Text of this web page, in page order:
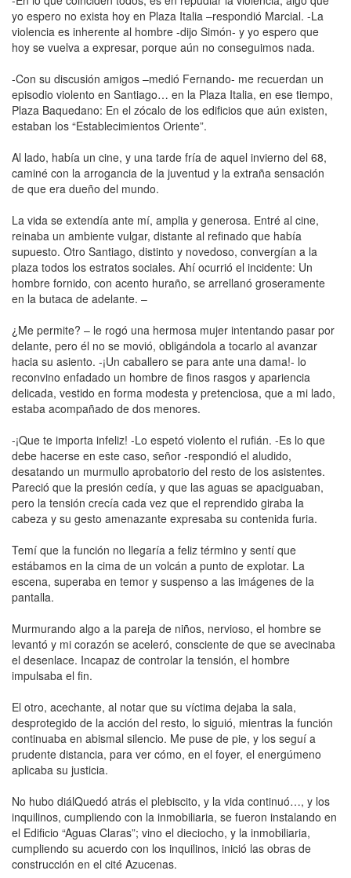
yo espero no exista hoy en Plaza Italia –respondió Marcial. -La
violencia es inherente al hombre -dijo Simón- y yo espero que
hoy se vuelva a expresar, porque aún no conseguimos nada.
-Con su discusión amigos –medió Fernando- me recuerdan un
episodio violento en Santiago… en la Plaza Italia, en ese tiempo,
Plaza Baquedano: En el zócalo de los edificios que aún existen,
estaban los “Establecimientos Oriente”.
Al lado, había un cine, y una tarde fría de aquel invierno del 68,
caminé con la arrogancia de la juventud y la extraña sensación
de que era dueño del mundo.
La vida se extendía ante mí, amplia y generosa. Entré al cine,
reinaba un ambiente vulgar, distante al refinado que había
supuesto. Otro Santiago, distinto y novedoso, convergían a la
plaza todos los estratos sociales. Ahí ocurrió el incidente: Un
hombre fornido, con acento huraño, se arrellanó groseramente
en la butaca de adelante. –
¿Me permite? – le rogó una hermosa mujer intentando pasar por
delante, pero él no se movió, obligándola a tocarlo al avanzar
hacia su asiento. -¡Un caballero se para ante una dama!- lo
reconvino enfadado un hombre de finos rasgos y apariencia
delicada, vestido en forma modesta y pretenciosa, que a mi lado,
estaba acompañado de dos menores.
-¡Que te importa infeliz! -Lo espetó violento el rufián. -Es lo que
debe hacerse en este caso, señor -respondió el aludido,
desatando un murmullo aprobatorio del resto de los asistentes.
Pareció que la presión cedía, y que las aguas se apaciguaban,
pero la tensión crecía cada vez que el reprendido giraba la
cabeza y su gesto amenazante expresaba su contenida furia.
Temí que la función no llegaría a feliz término y sentí que
estábamos en la cima de un volcán a punto de explotar. La
escena, superaba en temor y suspenso a las imágenes de la
pantalla.
Murmurando algo a la pareja de niños, nervioso, el hombre se
levantó y mi corazón se aceleró, consciente de que se avecinaba
el desenlace. Incapaz de controlar la tensión, el hombre
impulsaba el fin.
El otro, acechante, al notar que su víctima dejaba la sala,
desprotegido de la acción del resto, lo siguió, mientras la función
continuaba en abismal silencio. Me puse de pie, y los seguí a
prudente distancia, para ver cómo, en el foyer, el energúmeno
aplicaba su justicia.
No hubo diálQuedó atrás el plebiscito, y la vida continuó…, y los
inquilinos, cumpliendo con la inmobiliaria, se fueron instalando en
el Edificio “Aguas Claras”; vino el dieciocho, y la inmobiliaria,
cumpliendo su acuerdo con los inquilinos, inició las obras de
construcción en el cité Azucenas.